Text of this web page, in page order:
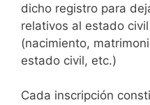
dicho registro para
relativos al estado
(nacimiento,
estado civil, etc.)
Cada inscripción